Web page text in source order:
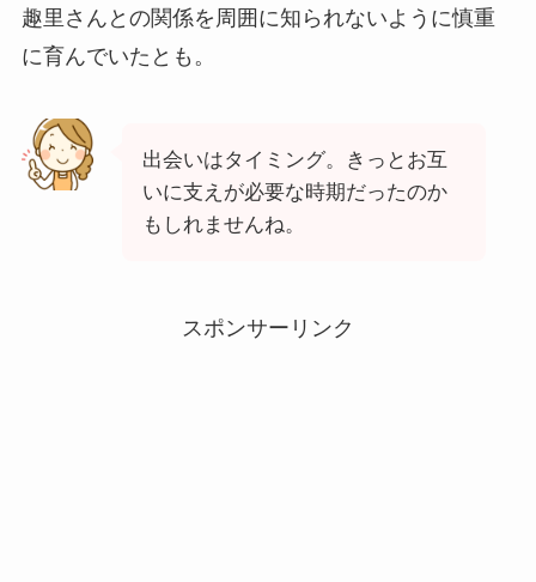
趣里さんとの関係を周囲に知られないように慎重
に育んでいたとも。
出会いはタイミング。きっとお互
いに支えが必要な時期だったのか
もしれませんね。
スポンサーリンク